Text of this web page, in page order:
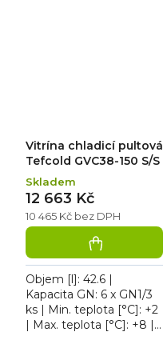
Vitrína chladicí pultová
Tefcold GVC38-150 S/S
Skladem
10 465 Kč bez DPH
12 663 Kč
Objem [l]: 42.6 |
Kapacita GN: 6 x GN1/3
ks | Min. teplota [°C]: +2
| Max. teplota [°C]: +8 |